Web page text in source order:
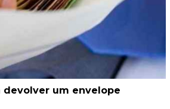
devolver um envelope